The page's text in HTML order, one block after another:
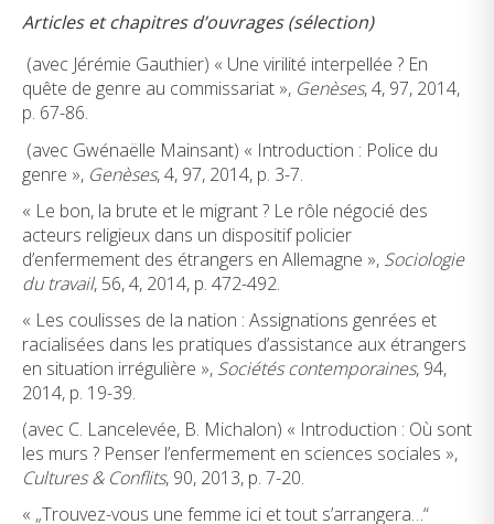
Articles et chapitres d’ouvrages (sélection)
(avec Jérémie Gauthier) « Une virilité interpellée ? En
quête de genre au commissariat », Genèses, 4, 97, 2014,
p. 67-86.
(avec Gwénaëlle Mainsant) « Introduction : Police du
genre », Genèses, 4, 97, 2014, p. 3-7.
« Le bon, la brute et le migrant ? Le rôle négocié des
acteurs religieux dans un dispositif policier
d’enfermement des étrangers en Allemagne », Sociologie
du travail, 56, 4, 2014, p. 472-492.
« Les coulisses de la nation : Assignations genrées et
racialisées dans les pratiques d’assistance aux étrangers
en situation irrégulière », Sociétés contemporaines, 94,
2014, p. 19-39.
(avec C. Lancelevée, B. Michalon) « Introduction : Où sont
les murs ? Penser l’enfermement en sciences sociales »,
Cultures & Conflits, 90, 2013, p. 7-20.
« „Trouvez-vous une femme ici et tout s’arrangera…“